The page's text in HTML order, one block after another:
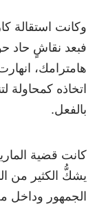
وكانت استقالة
فبعد نقاشٍ حاد
هامترامك،
اتخاذه كمحاولة
بالفعل.
كانت قضية
يشكُّ الكثير من
الجمهور وداخل